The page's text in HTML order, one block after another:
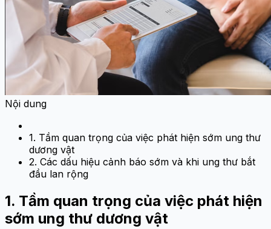
Nội dung
1. Tầm quan trọng của việc phát hiện sớm ung thư
dương vật
2. Các dấu hiệu cảnh báo sớm và khi ung thư bắt
đầu lan rộng
1. Tầm quan trọng của việc phát hiện
sớm ung thư dương vật